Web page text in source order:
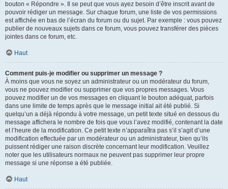
bouton « Répondre ». Il se peut que vous ayez besoin d’être inscrit avant de
pouvoir rédiger un message. Sur chaque forum, une liste de vos permissions
est affichée en bas de l’écran du forum ou du sujet. Par exemple : vous pouvez
publier de nouveaux sujets dans ce forum, vous pouvez transférer des pièces
jointes dans ce forum, etc.
Haut
Comment puis-je modifier ou supprimer un message ?
À moins que vous ne soyez un administrateur ou un modérateur du forum,
vous ne pouvez modifier ou supprimer que vos propres messages. Vous
pouvez modifier un de vos messages en cliquant le bouton adéquat, parfois
dans une limite de temps après que le message initial ait été publié. Si
quelqu’un a déjà répondu à votre message, un petit texte situé en dessous du
message affichera le nombre de fois que vous l’avez modifié, contenant la date
et l’heure de la modification. Ce petit texte n’apparaîtra pas s’il s’agit d’une
modification effectuée par un modérateur ou un administrateur, bien qu’ils
puissent rédiger une raison discrète concernant leur modification. Veuillez
noter que les utilisateurs normaux ne peuvent pas supprimer leur propre
message si une réponse a été publiée.
Haut